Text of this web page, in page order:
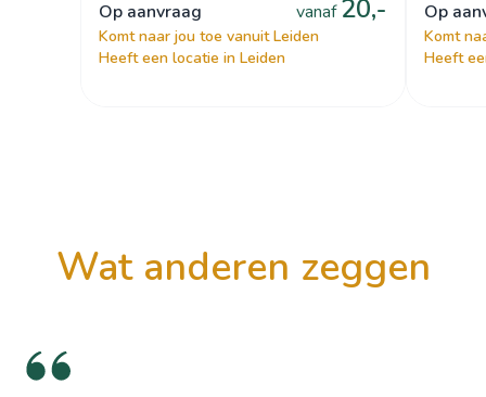
op aanvraag vanaf 20,-
Komt naar jou toe vanuit Leiden
Heeft een locatie in Leiden
op
Komt
Heeft
wat anderen zeggen